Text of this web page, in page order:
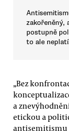
zakořeněný,
postupně
to ale
„Bez
a
etickou a
antisemitismu